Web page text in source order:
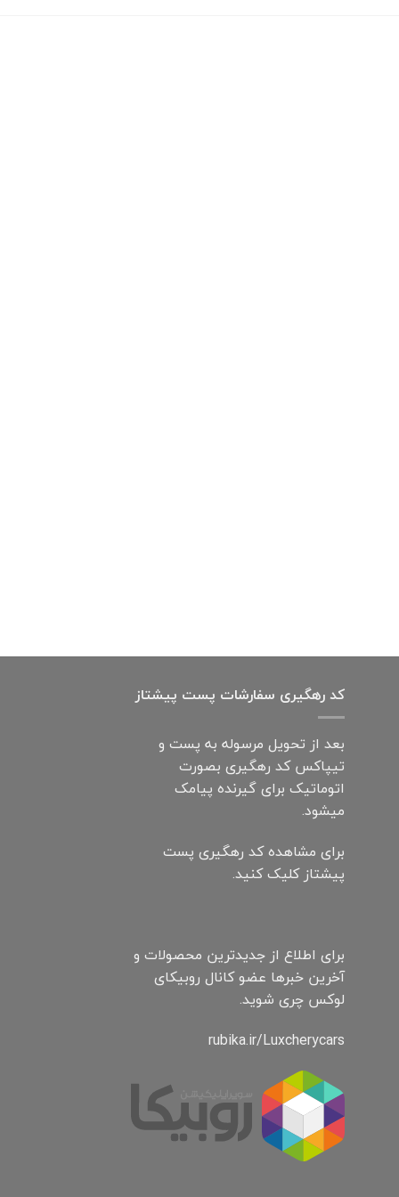
کد رهگیری سفارشات پست پیشتاز
بعد از تحویل مرسوله به پست و
تیپاکس کد رهگیری بصورت
اتوماتیک برای گیرنده پیامک
میشود.
برای مشاهده کد رهگیری پست
پیشتاز کلیک کنید.
برای اطلاع از جدیدترین محصولات و
آخرین خبرها عضو کانال روبیکای
لوکس چری شوید.
rubika.ir/Luxcherycars